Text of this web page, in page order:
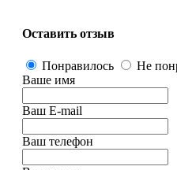
Оставить отзыв
Понравилось
Не
Ваше имя
Ваш E-mail
Ваш телефон